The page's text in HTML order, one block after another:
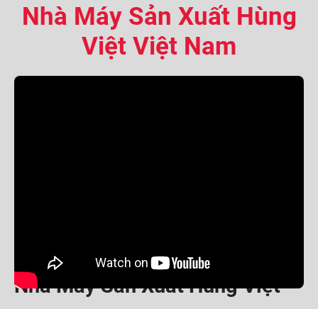
Nhà Máy Sản Xuất Hùng
Việt Việt Nam
Nhà Máy Sản Xuất Hùng Việt